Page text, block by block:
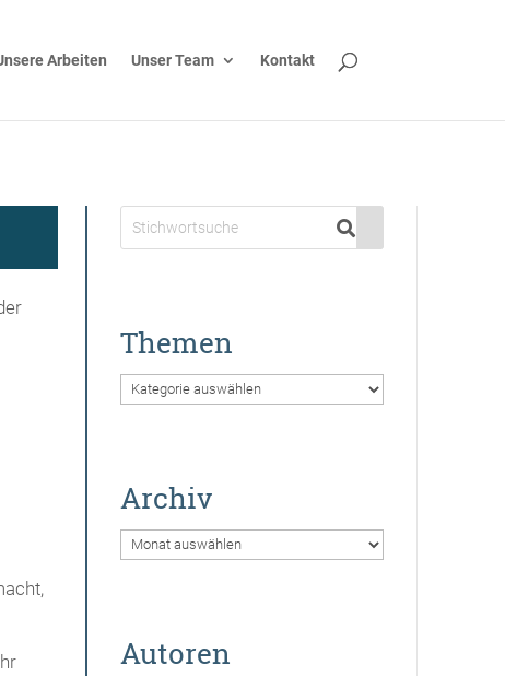
Arbeiten Unser Team Kontakt
Themen
Themen
Archiv
Archiv
Autoren